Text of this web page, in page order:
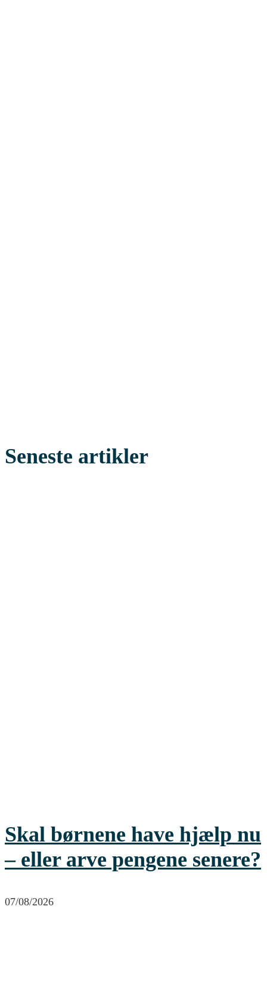
Seneste artikler
Skal børnene have hjælp nu
– eller arve pengene senere?
07/08/2026